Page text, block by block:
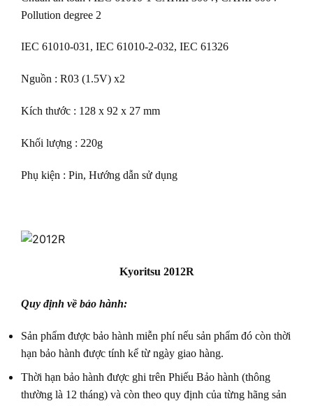
Pollution degree 2
IEC 61010-031, IEC 61010-2-032, IEC 61326
Nguồn : R03 (1.5V) x2
Kích thước : 128 x 92 x 27 mm
Khối lượng : 220g
Phụ kiện : Pin, Hướng dẫn sử dụng
Kyoritsu 2012R
Quy định về bảo hành:
Sản phẩm được bảo hành miễn phí nếu sản phẩm đó còn thời
hạn bảo hành được tính kể từ ngày giao hàng.
Thời hạn bảo hành được ghi trên Phiếu Bảo hành (thông
thường là 12 tháng) và còn theo quy định của từng hãng sản